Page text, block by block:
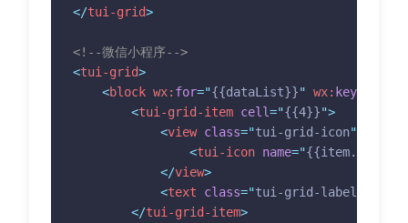
</tui-grid>
<!--微信小程序-->
<tui-grid>
<block wx: for="{{dataList}}" wx: key
<tui-grid-item cell="{{4}}">
<view class="tui-grid-icon"
<tui-icon name="{{item.name}}
</view>
<text class="tui-grid-label
</tui-grid-item>